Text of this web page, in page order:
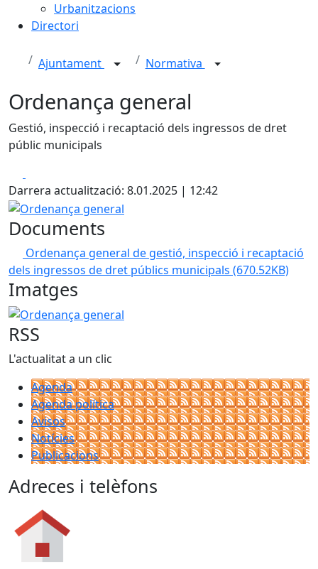
Urbanitzacions
Directori
Ajuntament Normativa
Ordenança general
Gestió, inspecció i recaptació dels ingressos de dret
públic municipals
Darrera actualització: 8.01.2025 | 12:42
Ordenança general
Documents
Ordenança general de gestió, inspecció i recaptació
dels ingressos de dret públics municipals (670.52KB)
Imatges
Ordenança general
RSS
L'actualitat a un clic
Agenda
Agenda política
Avisos
Notícies
Publicacions
Adreces i telèfons